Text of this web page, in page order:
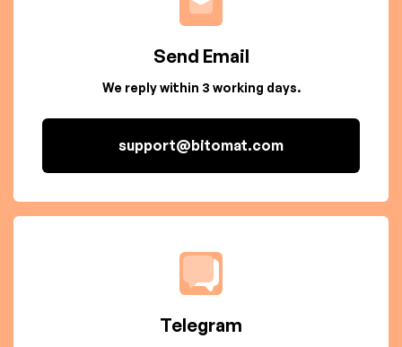
Send Email
We reply within 3 working days.
support@bitomat.com
Telegram